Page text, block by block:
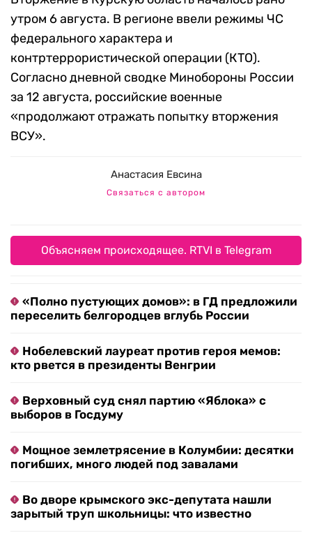
утром 6 августа. В регионе ввели режимы ЧС
федерального характера и
контртеррористической операции (КТО).
Согласно дневной сводке Минобороны России
за 12 августа, российские военные
«продолжают отражать попытку вторжения
ВСУ».
Анастасия Евсина
Связаться с автором
Объясняем происходящее. RTVI в Telegram
«Полно пустующих домов»: в ГД предложили
переселить белгородцев вглубь России
Нобелевский лауреат против героя мемов:
кто рвется в президенты Венгрии
Верховный суд снял партию «Яблока» с
выборов в Госдуму
Мощное землетрясение в Колумбии: десятки
погибших, много людей под завалами
Во дворе крымского экс-депутата нашли
зарытый труп школьницы: что известно